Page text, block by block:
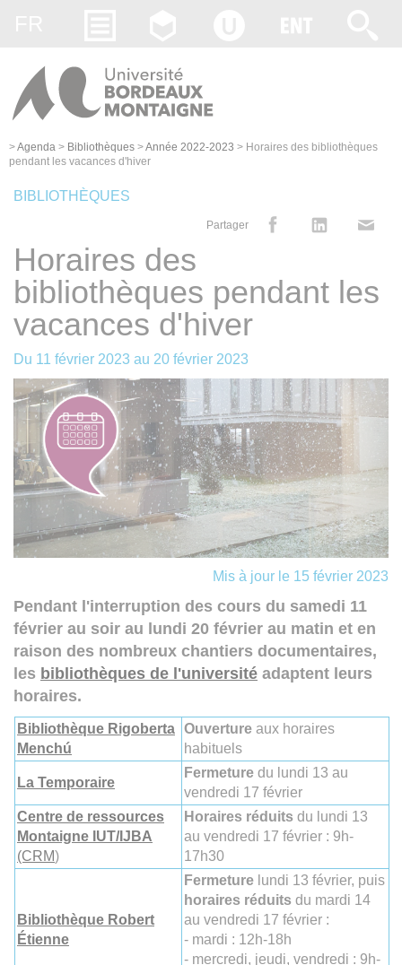
>Agenda > Bibliothèques >Année 2022-2023 > Horaires des bibliothèques
pendant les vacances d'hiver
BIBLIOTHÈQUES
Partager
Horaires des
bibliothèques pendant les
vacances d'hiver
Du 11 février 2023 au 20 février 2023
Mis à jour le 15 février 2023
Pendant l'interruption des cours du samedi 11
février au soir au lundi 20 février au matin et en
raison des nombreux chantiers documentaires,
les bibliothèques de l'université adaptent leurs
horaires.
Bibliothèque Rigoberta
Menchú
Ouverture aux horaires
habituels
La Temporaire
Fermeture du lundi 13 au
vendredi 17 février
Centre de ressources
Montaigne IUT/IJBA
(CRM)
Horaires réduits du lundi 13
au vendredi 17 février : 9h-
17h30
Bibliothèque Robert
Étienne
Fermeture lundi 13 février, puis
horaires réduits du mardi 14
au vendredi 17 février :
- mardi : 12h-18h
- mercredi, jeudi, vendredi : 9h-